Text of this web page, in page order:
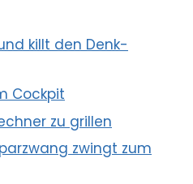
killt den Denk-
Cockpit
zu grillen
zwingt zum